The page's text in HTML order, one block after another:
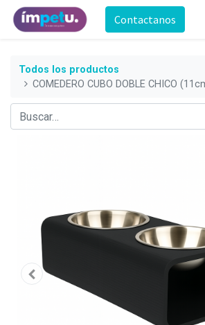
Contactanos
Todos los productos
COMEDERO CUBO DOBLE CHICO